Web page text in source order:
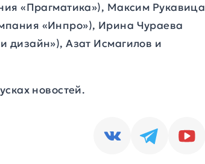
«Прагматика»), Максим Рукавица
«Инпро»), Ирина Чураева
дизайн»), Азат Исмагилов и
новостей.